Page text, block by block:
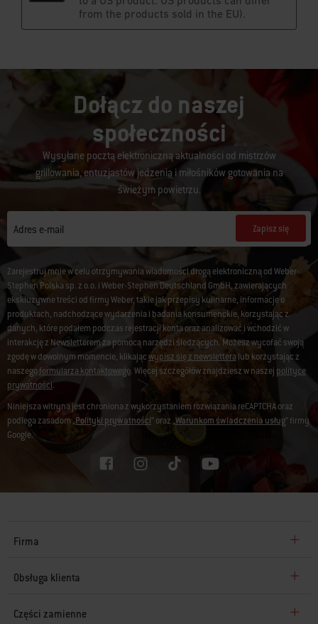
Dołącz do naszej
społeczności
Wysyłane pocztą elektroniczną aktualności od mistrzów
grillowania, entuzjastów jedzenia i miłośników gotowania na
świeżym powietrzu.
Adres e-mail Zapisz się
Zarejestruj mnie w celu otrzymywania wiadomości drogą elektroniczną od Weber-
Stephen Polska sp. z o.o. i Weber-Stephen Deutschland GmbH, zawierających
ekskluzywne treści od firmy Weber, takie jak przepisy kulinarne, informacje o
produktach, nadchodzące wydarzenia i badania konsumenckie, korzystając z
danych, które podałem podczas rejestracji konta oraz analizować i wchodzić w
interakcję z Newsletterem za pomocą narzędzi śledzących. Możesz wycofać swoją
zgodę w dowolnym momencie, klikającwypisz się z newslettera lub korzystając z
naszegoformularza kontaktowego. Więcej szczegółów znajdziesz w naszej polityce
prywatności.
Niniejsza witryna jest chroniona z wykorzystaniem rozwiązania reCAPTCHA oraz
podlega zasadom „Polityki prywatności” oraz „Warunkom świadczenia usług” firmy
Google.
Firma
Obsługa klienta
Części zamienne